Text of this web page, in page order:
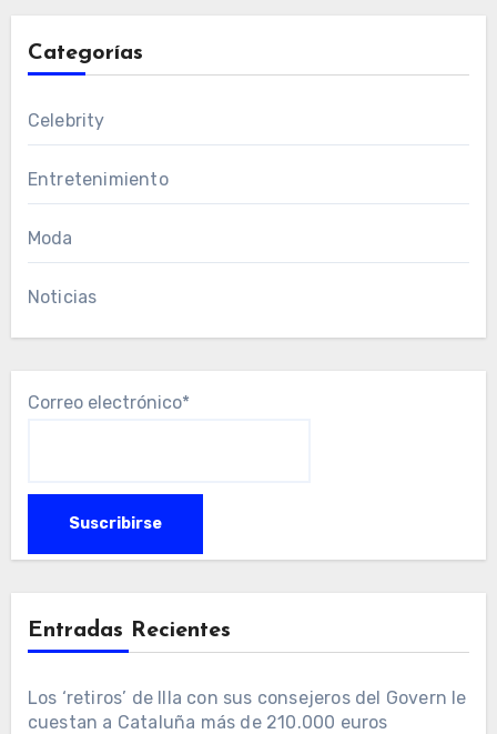
Categorías
Celebrity
Entretenimiento
Moda
Noticias
Correo electrónico*
Entradas Recientes
Los ‘retiros’ de Illa con sus consejeros del Govern le
cuestan a Cataluña más de 210.000 euros